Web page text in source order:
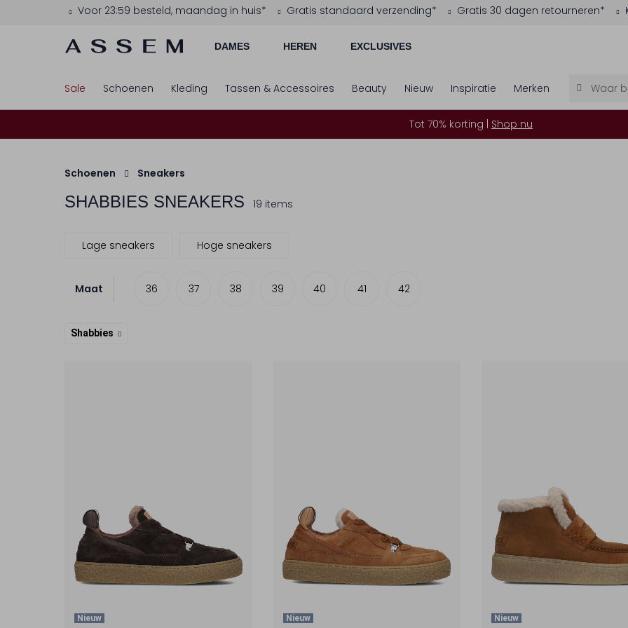
Voor 23:59 besteld, maandag in huis* Gratis standaard verzending* Gratis 30 dagen retourneren*
DAMES HEREN EXCLUSIVES
Sale Schoenen Kleding Tassen & Accessoires Beauty Nieuw Inspiratie Merken
Tot 70% korting | Shop nu
Schoenen Sneakers
SHABBIES SNEAKERS 19 items
Lage sneakers Hoge sneakers
Maat 36 37 38 39 40 41 42
Shabbies
Nieuw Nieuw Nieuw